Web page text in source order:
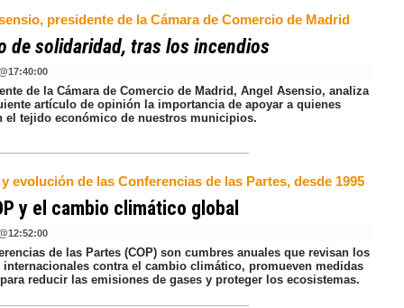
presidente de la Cámara de Comercio de Madrid
de solidaridad, tras los incendios
17:40:00
de la Cámara de Comercio de Madrid, Angel Asensio, analiza
artículo de opinión la importancia de apoyar a quienes
el tejido económico de nuestros municipios.
evolución de las Conferencias de las Partes, desde 1995
y el cambio climático global
12:52:00
de las Partes (COP) son cumbres anuales que revisan los
internacionales contra el cambio climático, promueven medidas
reducir las emisiones de gases y proteger los ecosistemas.